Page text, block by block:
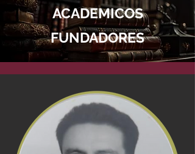
ACADEMICOS
FUNDADORES